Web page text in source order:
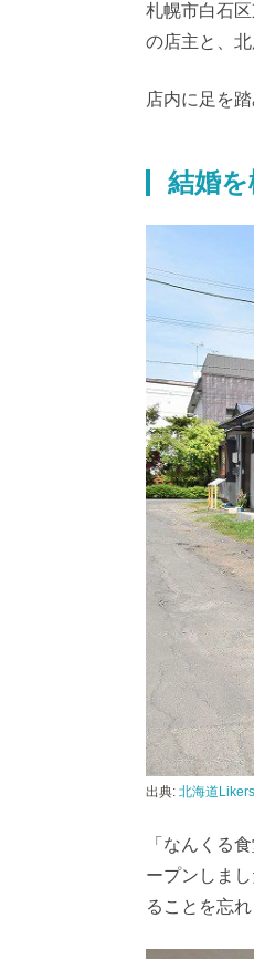
札幌市白石
の店主と、
店内に足を
結婚を
出典: 北海道Likers
「なんくる
ープンしま
ることを忘れ